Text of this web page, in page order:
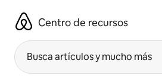
contenido Centro de recursos
Busca artículos y mucho más